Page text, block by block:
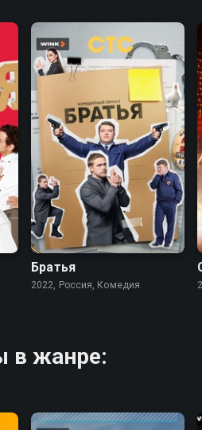
7.1
Братья
2022, Россия, Комедия
в жанре: